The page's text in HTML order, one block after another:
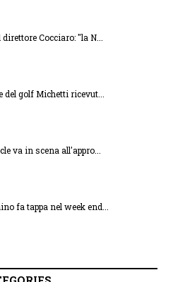
Cocciaro: "la N...
golf Michetti ricevut...
va in scena all'appro...
fa tappa nel week end...